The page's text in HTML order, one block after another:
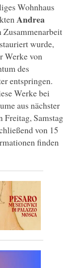
Wohnhaus
Andrea
wurde,
Werke von
des
entspringen.
Werke bei
aus nächster
Freitag, Samstag
von 15
finden